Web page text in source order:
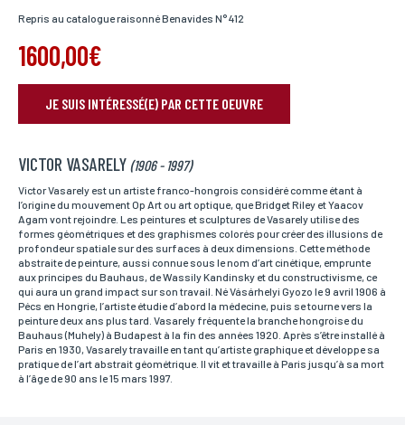
Repris au catalogue raisonné Benavides N° 412
1600,00€
JE SUIS INTÉRESSÉ(E) PAR CETTE OEUVRE
RÉSERVER VOTRE OEUVRE
Nom*
vous pouvez nous laisser vos nom et prénom.
Prénom*
Si vous souhaitez recevoir une réponse personnalisée,
vous pouvez nous laisser vos nom et prénom.
Email*
Votre adresse mail sert uniquement à vous répondre.
VICTOR VASARELY (1906 - 1997)
Victor Vasarely est un artiste franco-hongrois considéré comme étant à
l’origine du mouvement Op Art ou art optique, que Bridget Riley et Yaacov
Agam vont rejoindre. Les peintures et sculptures de Vasarely utilise des
formes géométriques et des graphismes colorés pour créer des illusions de
profondeur spatiale sur des surfaces à deux dimensions. Cette méthode
abstraite de peinture, aussi connue sous le nom d’art cinétique, emprunte
aux principes du Bauhaus, de Wassily Kandinsky et du constructivisme, ce
qui aura un grand impact sur son travail. Né Vásárhelyi Gyozo le 9 avril 1906 à
Pécs en Hongrie, l’artiste étudie d’abord la médecine, puis se tourne vers la
peinture deux ans plus tard. Vasarely fréquente la branche hongroise du
Bauhaus (Muhely) à Budapest à la fin des années 1920. Après s’être installé à
Paris en 1930, Vasarely travaille en tant qu’artiste graphique et développe sa
pratique de l’art abstrait géométrique. Il vit et travaille à Paris jusqu’à sa mort
à l’âge de 90 ans le 15 mars 1997.